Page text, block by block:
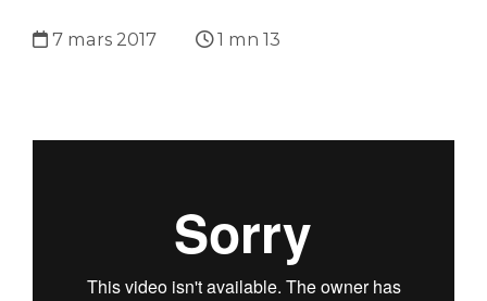
7 mars 2017 1 mn 13